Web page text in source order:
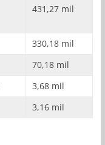
431,27 mil
330,18 mil
70,18 mil
3,68 mil
3,16 mil